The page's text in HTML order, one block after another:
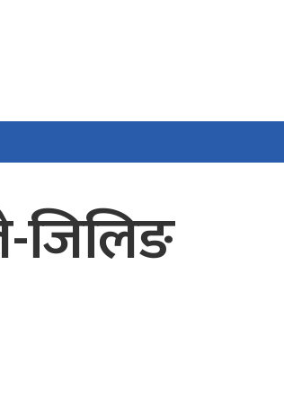
जिलिङ